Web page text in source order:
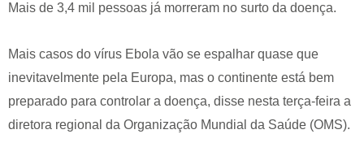
Mais de 3,4 mil pessoas já morreram no surto da doença.
Mais casos do vírus Ebola vão se espalhar quase que
inevitavelmente pela Europa, mas o continente está bem
preparado para controlar a doença, disse nesta terça-feira a
diretora regional da Organização Mundial da Saúde (OMS).